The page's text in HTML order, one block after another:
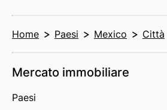
Home Paesi Mexico Città
Mercato immobiliare
Paesi